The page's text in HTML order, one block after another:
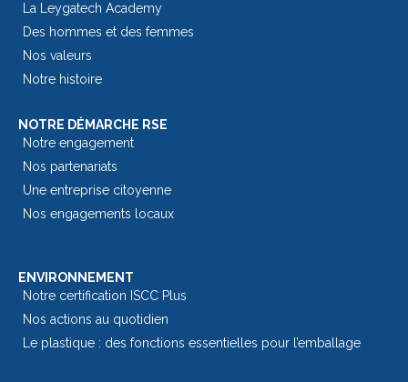
La Leygatech Academy
Des hommes et des femmes
Nos valeurs
Notre histoire
NOTRE DÉMARCHE RSE
Notre engagement
Nos partenariats
Une entreprise citoyenne
Nos engagements locaux
ENVIRONNEMENT
Notre certification ISCC Plus
Nos actions au quotidien
Le plastique : des fonctions essentielles pour l’emballage​